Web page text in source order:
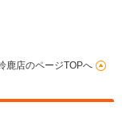
鹿店のページTOPへ